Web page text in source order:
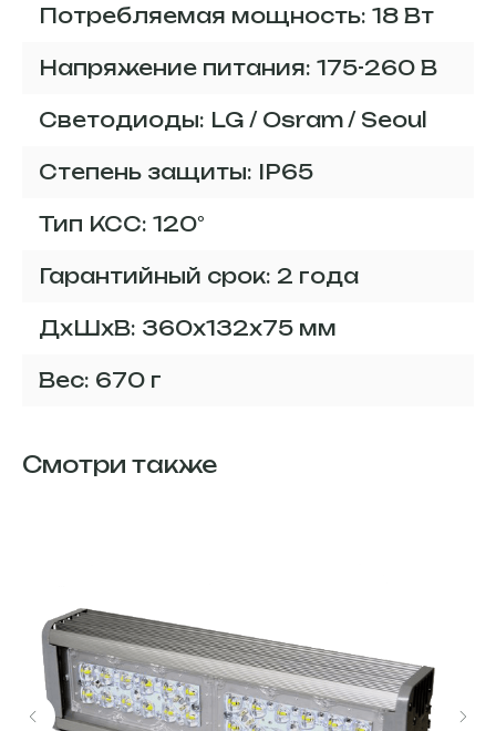
Потребляемая мощность: 18 Вт
Напряжение питания: 175-260 В
Светодиоды: LG / Osram / Seoul
Степень защиты: IP65
Тип КСС: 120°
Гарантийный срок: 2 года
ДxШxВ: 360x132x75 мм
Вес: 670 г
Смотри также